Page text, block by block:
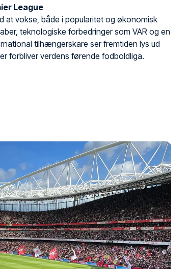
League
at vokse, både i popularitet og økonomisk
teknologiske forbedringer som VAR og en
tilhængerskare ser fremtiden lys ud
forbliver verdens førende fodboldliga.